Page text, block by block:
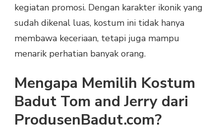
kegiatan promosi. Dengan karakter ikonik yang
sudah dikenal luas, kostum ini tidak hanya
membawa keceriaan, tetapi juga mampu
menarik perhatian banyak orang.
Mengapa Memilih Kostum
Badut Tom and Jerry dari
ProdusenBadut.com?